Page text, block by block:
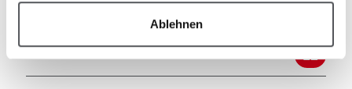
Ablehnen
Schild 12